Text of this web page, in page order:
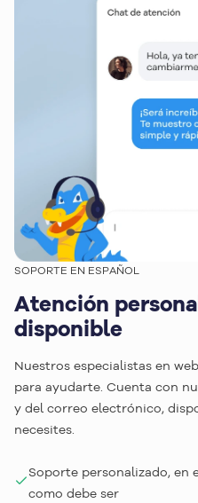
SOPORTE EN ESPAÑOL
Atención
disponible
Nuestros especialistas en
para ayudarte. Cuenta con
y del correo electrónico,
necesites.
Soporte personalizado, en
como debe ser